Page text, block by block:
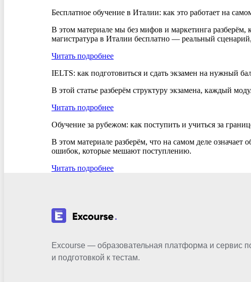
Бесплатное обучение в Италии: как это работает на
В этом материале мы без мифов и маркетинга разберём,
магистратура в Италии бесплатно — реальный
Читать подробнее
IELTS: как подготовиться и сдать экзамен на нужный
В этой статье разберём структуру экзамена, каждый
Читать подробнее
Обучение за рубежом: как поступить и учиться за
В этом материале разберём, что на самом деле
ошибок, которые мешают поступлению.
Читать подробнее
Excourse — образовательная платформа и сервис
и подготовкой к тестам.